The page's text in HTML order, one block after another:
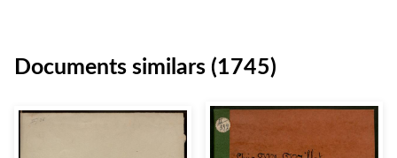
Documents similars (1745)